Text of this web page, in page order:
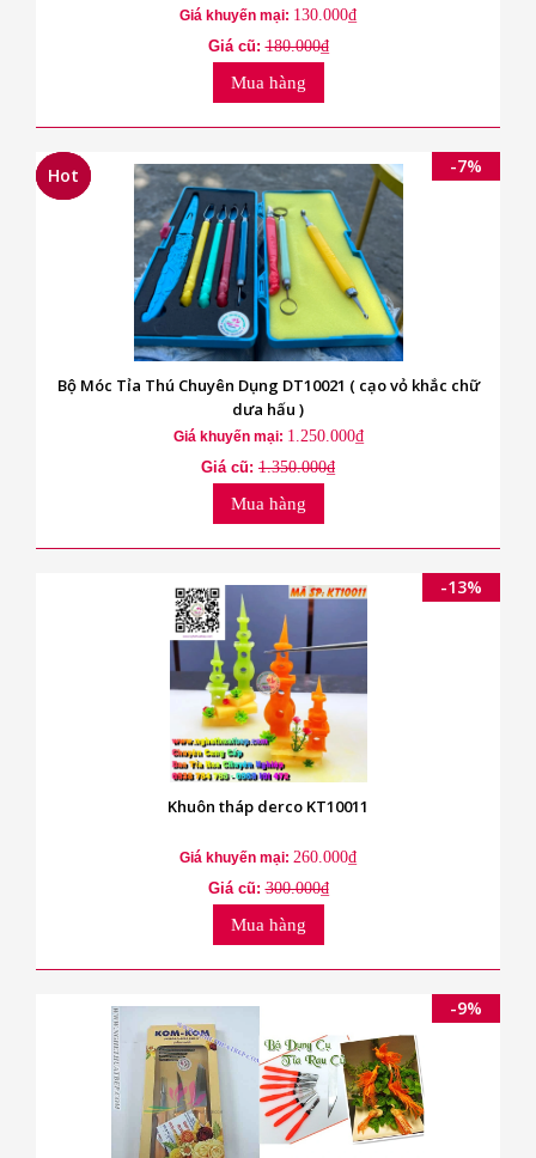
Giá khuyến mại: 130.000₫
Giá cũ:180.000₫
Mua hàng
Hot
Hot
Hot -7%
Bộ Móc Tỉa Thú Chuyên Dụng DT10021 ( cạo vỏ khắc chữ
dưa hấu )
Giá khuyến mại: 1.250.000₫
Giá cũ: 1.350.000₫
Mua hàng
-13%
Khuôn tháp derco KT10011
Giá khuyến mại: 260.000₫
Giá cũ:300.000₫
Mua hàng
-9%